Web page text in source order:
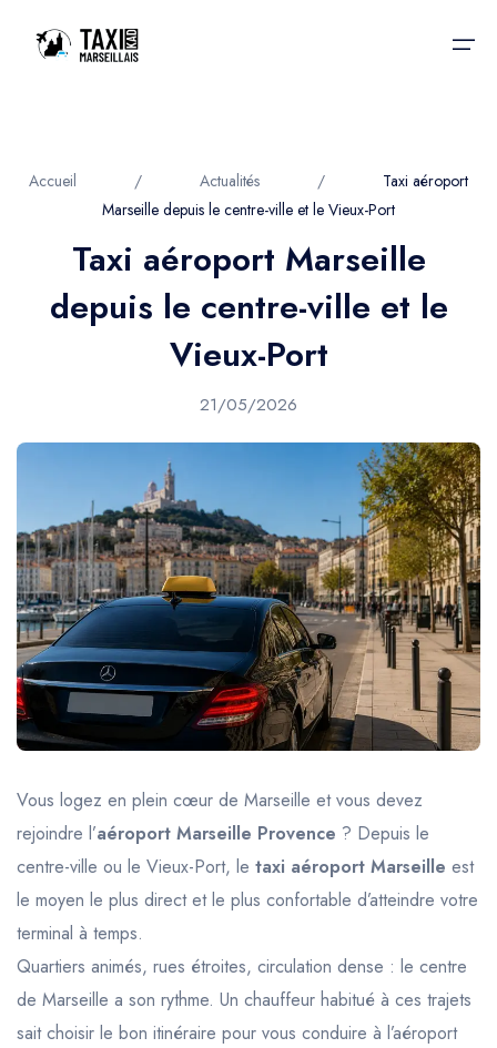
Nos services
Nos services
Taxis Aéroport
Trajet Gare SNCF
Trajet Port croisière
Trajet Longue Distance
Taxis aéroport
Réservation
Contactez-nous
Accueil / Actualités /
Taxi aéroport
Marseille depuis le centre-ville et le Vieux-Port
Taxi aéroport Marseille
depuis le centre-ville et le
Vieux-Port
21/05/2026
Vous logez en plein cœur de Marseille et vous devez
rejoindre l’aéroport Marseille Provence ? Depuis le
centre-ville ou le Vieux-Port, le taxi aéroport Marseille est
le moyen le plus direct et le plus confortable d’atteindre votre
terminal à temps.
Quartiers animés, rues étroites, circulation dense : le centre
de Marseille a son rythme. Un chauffeur habitué à ces trajets
sait choisir le bon itinéraire pour vous conduire à l’aéroport